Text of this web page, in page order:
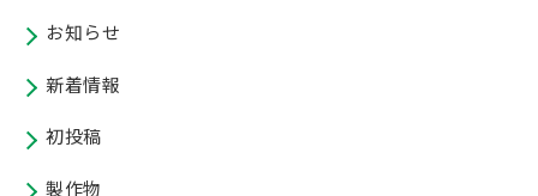
お知らせ
新着情報
初投稿
製作物